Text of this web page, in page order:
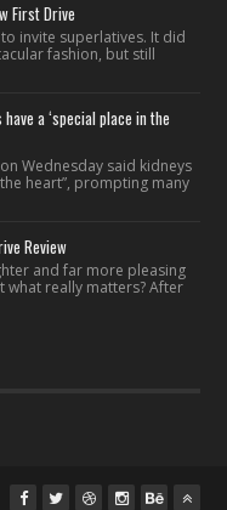
First Drive
invite superlatives. It did
fashion, but still
a ‘special place in the
Wednesday said kidneys
heart”, prompting many
Review
and far more pleasing
what really matters? After